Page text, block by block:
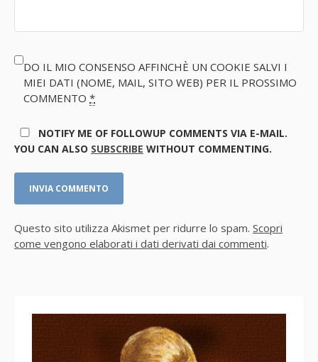
DO IL MIO CONSENSO AFFINCHÈ UN COOKIE SALVI I
MIEI DATI (NOME, MAIL, SITO WEB) PER IL PROSSIMO
COMMENTO *
NOTIFY ME OF FOLLOWUP COMMENTS VIA E-MAIL.
YOU CAN ALSO SUBSCRIBE WITHOUT COMMENTING.
Questo sito utilizza Akismet per ridurre lo spam. Scopri
come vengono elaborati i dati derivati dai commenti.